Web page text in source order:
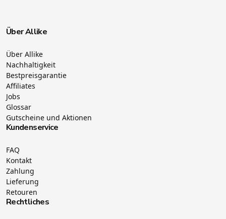
Über Allike
Über Allike
Nachhaltigkeit
Bestpreisgarantie
Affiliates
Jobs
Glossar
Gutscheine und Aktionen
Kundenservice
FAQ
Kontakt
Zahlung
Lieferung
Retouren
Rechtliches